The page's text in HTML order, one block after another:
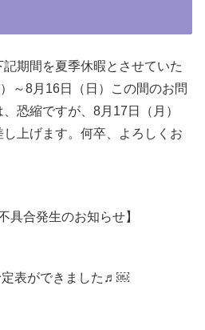
期間を夏季休暇とさせていた
～8月16日（日）この間のお問
恐縮ですが、8月17日（月）
上げます。何卒、よろしくお
具合発生のお知らせ】
定表ができました♬￼